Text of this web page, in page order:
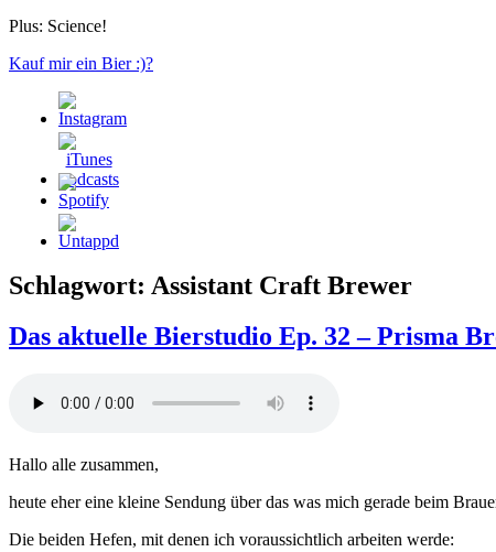
Plus: Science!
Kauf mir ein Bier :)?
Schlagwort: Assistant Craft Brewer
Das aktuelle Bierstudio Ep. 32 – Prisma
Hallo alle zusammen,
heute eher eine kleine Sendung über das was mich gerade beim
Die beiden Hefen, mit denen ich voraussichtlich arbeiten werde: